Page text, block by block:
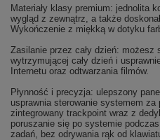
Materiały klasy premium: jednolita
wygląd z zewnątrz, a także
Wykończenie z miękką w dotyku
Zasilanie przez cały dzień: możesz
wytrzymującej cały dzień i
Internetu oraz odtwarzania filmów.
Płynność i precyzja: ulepszony
usprawnia sterowanie systemem za
zintegrowany trackpoint wraz z
poruszanie się po systemie
zadań, bez odrywania rąk od